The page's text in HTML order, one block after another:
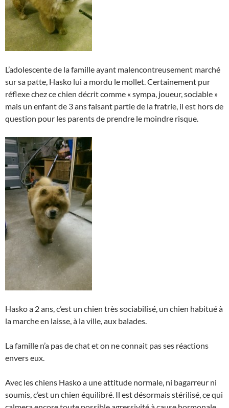
L’adolescente de la famille ayant malencontreusement marché
sur sa patte, Hasko lui a mordu le mollet. Certainement pur
réflexe chez ce chien décrit comme « sympa, joueur, sociable »
mais un enfant de 3 ans faisant partie de la fratrie, il est hors de
question pour les parents de prendre le moindre risque.
Hasko a 2 ans, c’est un chien très sociabilisé, un chien habitué à
la marche en laisse, à la ville, aux balades.
La famille n’a pas de chat et on ne connait pas ses réactions
envers eux.
Avec les chiens Hasko a une attitude normale, ni bagarreur ni
soumis, c’est un chien équilibré. Il est désormais stérilisé, ce qui